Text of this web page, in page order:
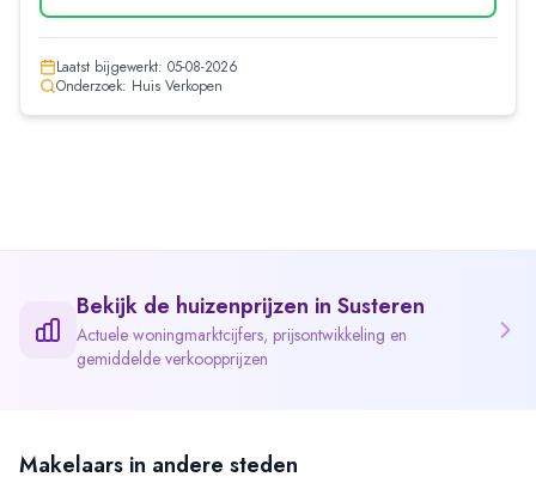
Laatst bijgewerkt: 05-08-2026
Onderzoek: Huis Verkopen
Bekijk de huizenprijzen in Susteren
Actuele woningmarktcijfers, prijsontwikkeling en
gemiddelde verkoopprijzen
Makelaars in andere steden